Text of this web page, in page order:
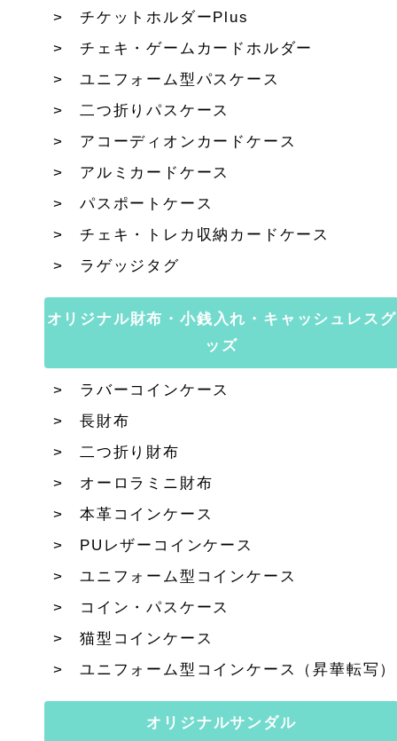
チケットホルダーPlus
チェキ・ゲームカードホルダー
ユニフォーム型パスケース
二つ折りパスケース
アコーディオンカードケース
アルミカードケース
パスポートケース
チェキ・トレカ収納カードケース
ラゲッジタグ
オリジナル財布・小銭入れ・キャッシュレスグ
ッズ
ラバーコインケース
長財布
二つ折り財布
オーロラミニ財布
本革コインケース
PUレザーコインケース
ユニフォーム型コインケース
コイン・パスケース
猫型コインケース
ユニフォーム型コインケース（昇華転写）
オリジナルサンダル